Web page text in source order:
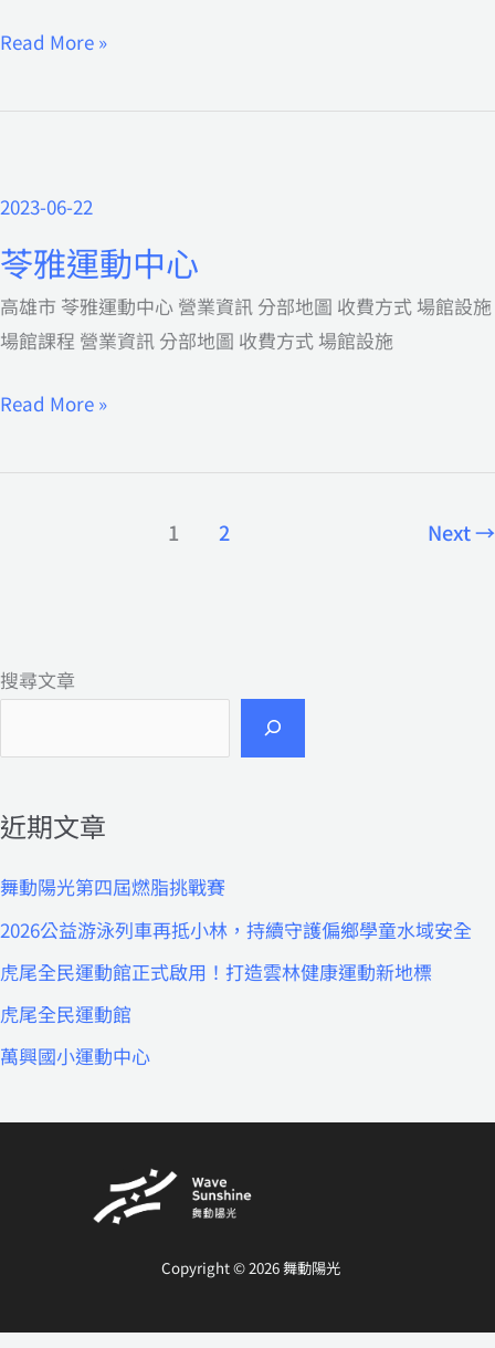
Read More »
2023-06-22
苓雅運動中心
高雄市 苓雅運動中心 營業資訊 分部地圖 收費方式 場館設施
場館課程 營業資訊 分部地圖 收費方式 場館設施
苓
雅
運
動
中
Read More »
1 2 Next→
搜尋文章
近期文章
舞動陽光第四屆燃脂挑戰賽
2026公益游泳列車再抵小林，持續守護偏鄉學童水域安全
虎尾全民運動館正式啟用！打造雲林健康運動新地標
虎尾全民運動館
萬興國小運動中心
Copyright © 2026 舞動陽光